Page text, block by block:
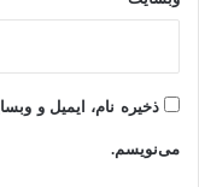
ذخیره نام، ایمیل و
می‌نویسم.